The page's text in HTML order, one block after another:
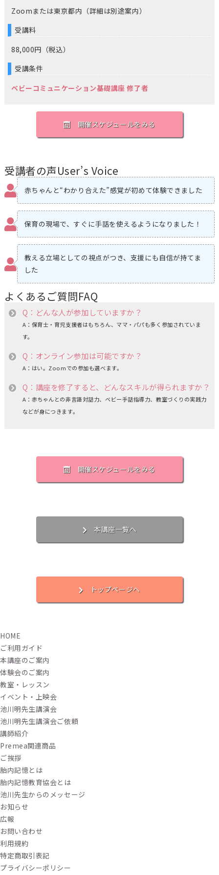
Zoomまたは東京都内（詳細は別途案内）
受講料
88,000円（税込）
受講条件
ベビーコミュニケーション基礎講座 修了者
開催スケジュールをみる
受講者の声User’s Voice
赤ちゃんと“わかり合えた”感覚が初めて体験できました
保育の現場で、すぐに手話を使えるようになりました！
教える立場としての視点がつき、支援にも自信が持てま
した
よくあるご質問FAQ
Q：どんな人が参加していますか？
A：保育士・育児支援者はもちろん、ママ・パパも多く参加されていま
す。
Q：オンライン参加は可能ですか？
A：はい。Zoomでの参加も選べます。
Q：講座を修了すると、どんなスキルが得られますか？
A：赤ちゃんとの非言語対話力、ベビー手話指導力、教室づくりの実践力
などが身につきます。
開催スケジュールをみる
本講座一覧へ
トップページへ
HOME
ご利用ガイド
本講座のご案内
体験会のご案内
教室・レッスン
イベント・上映会
池川明先生講演会
池川明先生講演会ご依頼
講師紹介
Premea関連商品
ご挨拶
胎内記憶とは
胎内記憶教育協会とは
池川先生からのメッセージ
お知らせ
広報
お問い合わせ
利用規約
特定商取引表記
プライバシーポリシー